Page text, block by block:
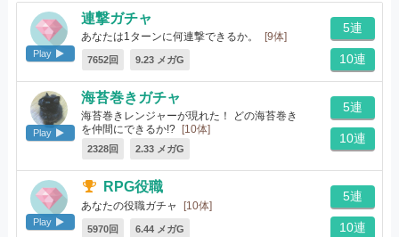
Play
連撃ガチャ
あなたは1ターンに何連撃できるか。 [9体]
7652回 9.23 メガG
5連
10連
Play
海苔巻きガチャ
海苔巻きレンジャーが現れた！ どの海苔巻き
を仲間にできるか!? [10体]
2328回 2.33 メガG
5連
10連
Play
RPG役職
あなたの役職ガチャ [10体]
5970回 6.44 メガG
5連
10連